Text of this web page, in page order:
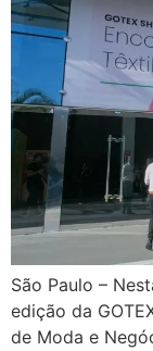
São Paulo –
edição da
de Moda e